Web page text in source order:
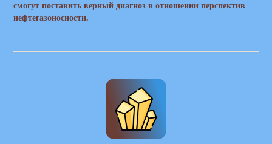
смогут поставить верный диагноз в отношении перспектив
нефтегазоносности.